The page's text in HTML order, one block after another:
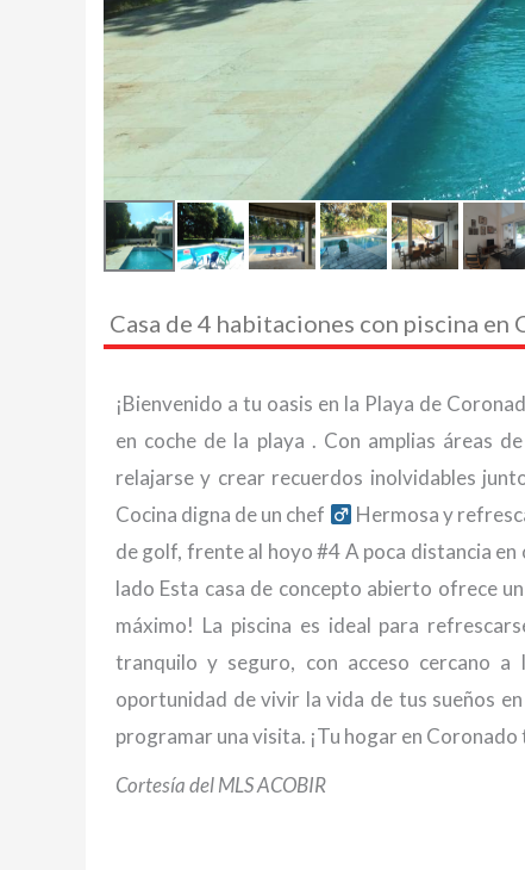
Casa de 4 habitaciones con piscina en
¡Bienvenido a tu oasis en la Playa de
en coche de la playa . Con amplias áreas
relajarse y crear recuerdos inolvidables
Cocina digna de un chef ‍
Hermosa y
de golf, frente al hoyo #4 A poca distancia en
lado Esta casa de concepto abierto ofrece
máximo! La piscina es ideal para
tranquilo y seguro, con acceso cercano
oportunidad de vivir la vida de tus sueños
programar una visita. ¡Tu hogar en Coronado
Cortesía del MLS ACOBIR